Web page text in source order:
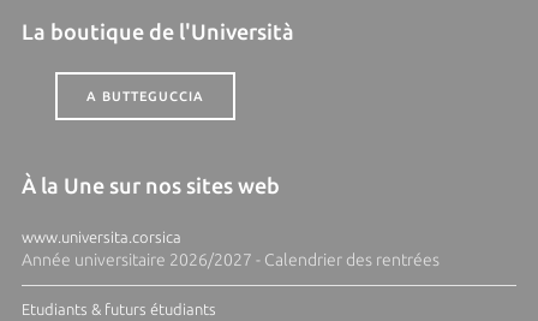
La boutique de l'Università
A BUTTEGUCCIA
À la Une sur nos sites web
www.universita.corsica
Année universitaire 2026/2027 - Calendrier des rentrées
Etudiants & futurs étudiants